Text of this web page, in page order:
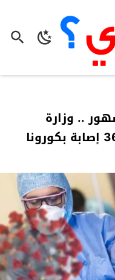
.. وزارة
الصحة تعلن عن تسجيل 3631 إصابة بكورونا